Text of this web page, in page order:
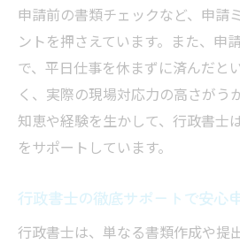
申請前の書類チェックなど、申請
ントを押さえています。また、申
で、平日仕事を休まずに済んだと
く、実際の現場対応力の高さがう
知恵や経験を生かして、行政書士
をサポートしています。
行政書士の徹底サポートで安心
行政書士は、単なる書類作成や提